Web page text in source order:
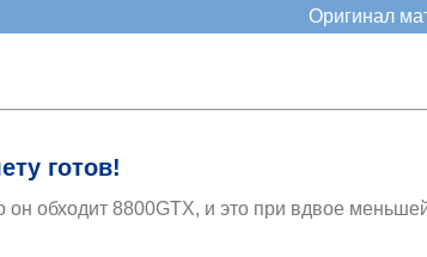
Оригинал
готов!
он обходит 8800GTX, и это при вдвое